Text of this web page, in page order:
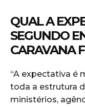
QUAL A
SEGUNDO
CARAVANA
“A expectativa é
toda a estrutura
ministérios,